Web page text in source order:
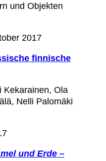
und Objekten
2017
finnische
Kekarainen, Ola
Nelli Palomäki
und Erde –